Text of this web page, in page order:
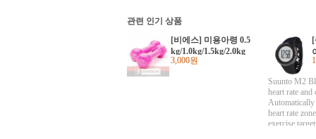
관련 인기 상품
[비에스] 미용아령 0.5
kg/1.0kg/1.5kg/2.0kg
3,000원
Suunto M2
heart rate and
Automatically
heart rate
exercise